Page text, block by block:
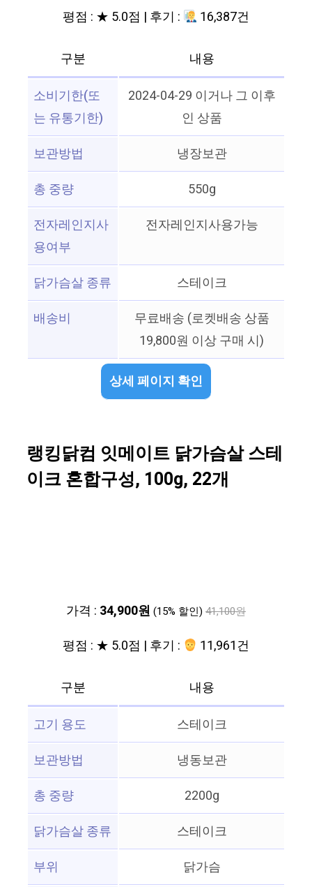
평점 : ★ 5.0점 | 후기 :
16,387건
구분
내용
소비기한(또
는 유통기한)
2024-04-29 이거나 그 이후
인 상품
보관방법
냉장보관
총 중량
550g
전자레인지사
용여부
전자레인지사용가능
닭가슴살 종류
스테이크
배송비
무료배송 (로켓배송 상품
19,800원 이상 구매 시)
상세 페이지 확인
랭킹닭컴 잇메이트 닭가슴살 스테
이크 혼합구성, 100g, 22개
가격 : 34,900원 (15% 할인) 41,100원
평점 : ★ 5.0점 | 후기 : 11,961건
구분
내용
고기 용도
스테이크
보관방법
냉동보관
총 중량
2200g
닭가슴살 종류
스테이크
부위
닭가슴